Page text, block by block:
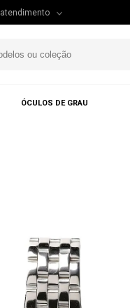
atendimento
ÓCULOS DE GRAU